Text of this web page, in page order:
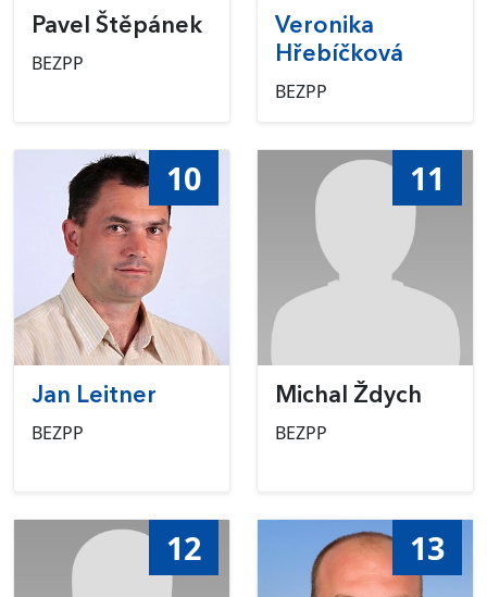
Pavel Štěpánek
BEZPP
Veronika
Hřebíčková
BEZPP
10
Jan Leitner
BEZPP
11
Michal Ždych
BEZPP
12 13